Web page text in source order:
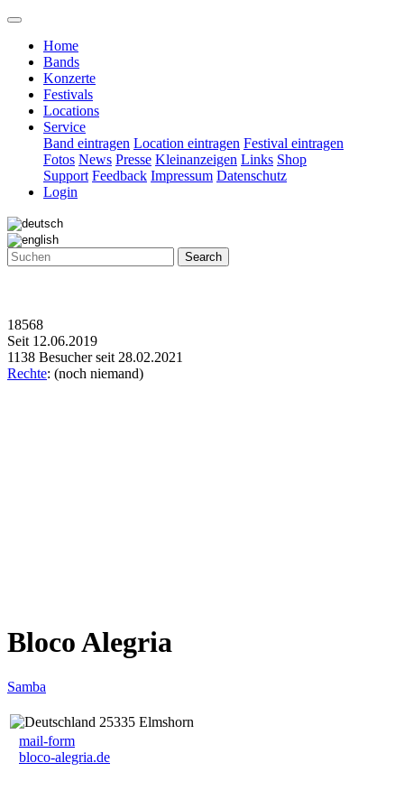
Home
Bands
Konzerte
Festivals
Locations
Service
Band eintragen Location eintragen Festival eintragen
Fotos News Presse Kleinanzeigen Links Shop
Support Feedback Impressum Datenschutz
Login
Search
18568
Seit 12.06.2019
1138 Besucher seit 28.02.2021
Rechte: (noch niemand)
Bloco Alegria
Samba
25335 Elmshorn
mail-form
bloco-alegria.de